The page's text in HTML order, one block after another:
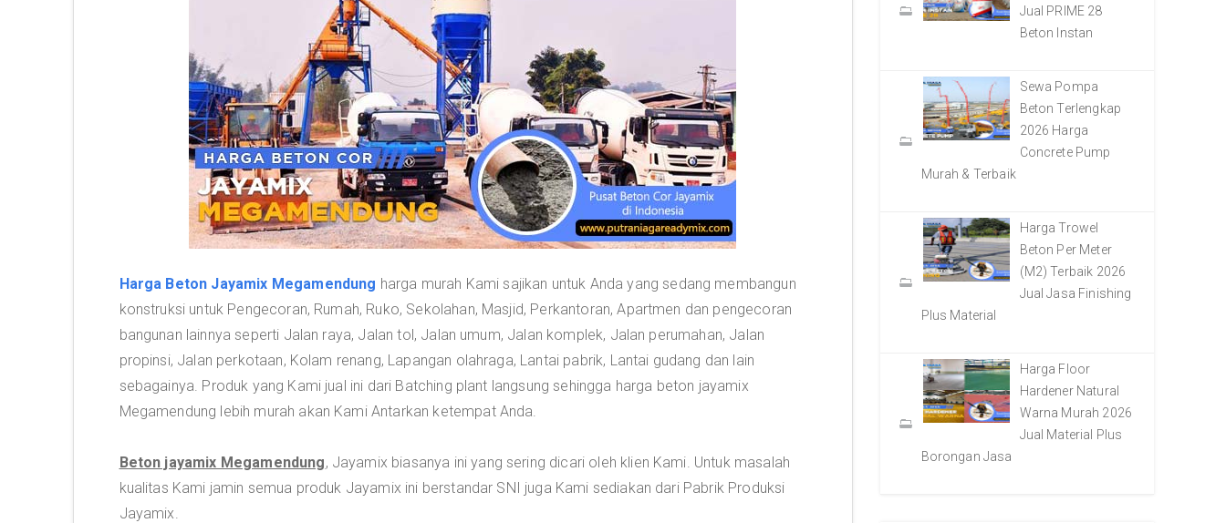
Harga Beton Jayamix Megamendung harga murah Kami sajikan untuk Anda yang sedang membangun
konstruksi untuk Pengecoran, Rumah, Ruko, Sekolahan, Masjid, Perkantoran, Apartmen dan pengecoran
bangunan lainnya seperti Jalan raya, Jalan tol, Jalan umum, Jalan komplek, Jalan perumahan, Jalan
propinsi, Jalan perkotaan, Kolam renang, Lapangan olahraga, Lantai pabrik, Lantai gudang dan lain
sebagainya. Produk yang Kami jual ini dari Batching plant langsung sehingga harga beton jayamix
Megamendung lebih murah akan Kami Antarkan ketempat Anda.
Beton jayamix Megamendung, Jayamix biasanya ini yang sering dicari oleh klien Kami. Untuk masalah
kualitas Kami jamin semua produk Jayamix ini berstandar SNI juga Kami sediakan dari Pabrik Produksi
Jayamix.
Jual PRIME 28
Beton Instan
Sewa Pompa
Beton Terlengkap
2026 Harga
Concrete Pump
Murah & Terbaik
Harga Trowel
Beton Per Meter
(M2) Terbaik 2026
Jual Jasa Finishing
Plus Material
Harga Floor
Hardener Natural
Warna Murah 2026
Jual Material Plus
Borongan Jasa